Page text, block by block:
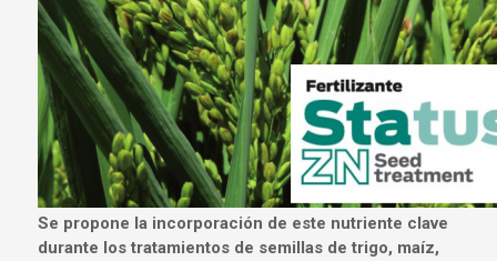
Se propone la incorporación de este nutriente clave
durante los tratamientos de semillas de trigo, maíz,